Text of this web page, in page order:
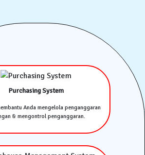
Purchasing System
Anda mengelola penganggaran
& mengontrol penganggaran.